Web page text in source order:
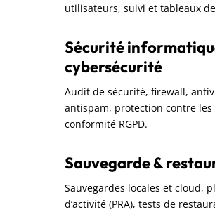
utilisateurs, suivi et tableaux
Sécurité
cybersécurité
Audit de sécurité, firewall,
antispam, protection contre les
conformité RGPD.
Sauvegarde &
Sauvegardes locales et cloud,
d’activité (PRA), tests de